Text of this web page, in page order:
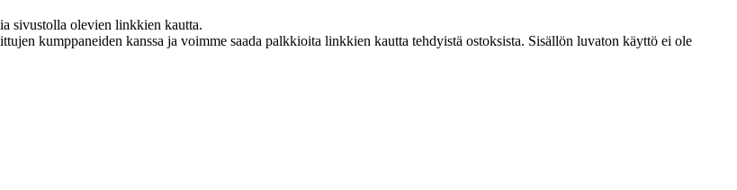
sivustolla olevien linkkien kautta.
kumppaneiden kanssa ja voimme saada palkkioita linkkien kautta tehdyistä ostoksista. Sisällön luvaton käyttö ei ole